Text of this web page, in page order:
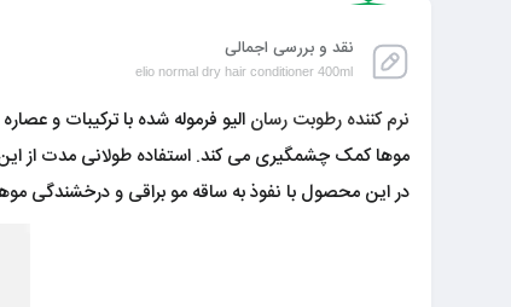
نقد و بررسی اجمالی
elio normal dry hair conditioner 400ml
نرم کننده رطوبت رسان الیو فرموله شده با ترکیبات و
موها کمک چشمگیری می کند. استفاده طولانی مدت از
در این محصول با نفوذ به ساقه مو براقی و درخشندگی موها